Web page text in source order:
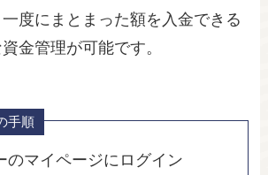
度にまとまった額を入金できる
金管理が可能です。
手順
のマイページにログイン